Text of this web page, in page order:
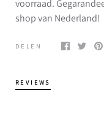
voorraad.
shop van Nederland!
DELEN
REVIEWS